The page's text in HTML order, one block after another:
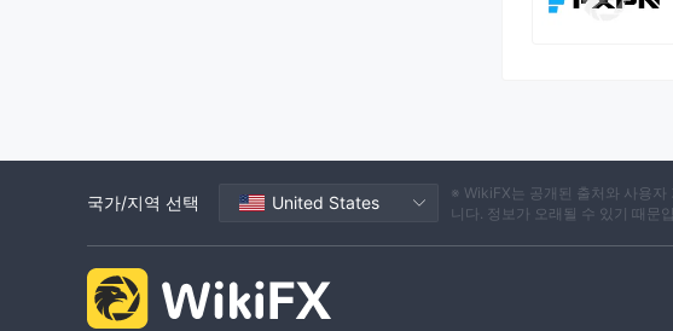
국가/지역 선택 United States
※ WikiFX는 공개된 출처와 사용
니다. 정보가 오래될 수 있기 때문